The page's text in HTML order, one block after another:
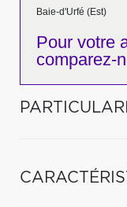
Baie-d'Urfé (Est)
Pour votre
comparez-